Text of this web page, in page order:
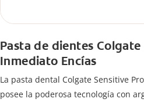
Pasta de dientes
Inmediato Encías
La pasta dental Colgate Sensitive
posee la poderosa tecnología con